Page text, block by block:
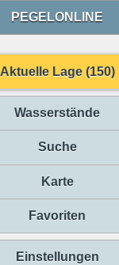
PEGELONLINE
Aktuelle Lage (150)
Wasserstände
Suche
Karte
Favoriten
Einstellungen